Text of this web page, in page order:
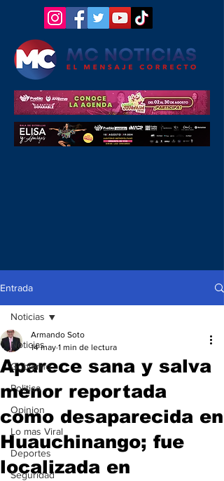
Entrada
Noticias
Gobierno
Politica
Opinion
Lo mas Viral
Deportes
Seguridad
Noticias
Aparece sana y salva
menor reportada
como desaparecida en
Huauchinango; fue
localizada en
Armando Soto
14 may 1 min de lectura